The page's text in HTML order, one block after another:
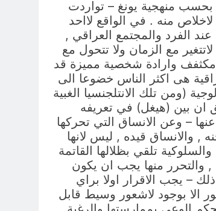
– بحسب منهجية يونغ – تواردت
منه . في الواقع لااحد
الفرد والمجتمع العراقي ,
مع الزمان ولا تتحول مع
مكثفف وارادة شخصية مميزة قد
هى اكثر الناس خضوعا الى
(ومن تلك الانتلجنسيا الغبية
ان بين (هيغل) في تعريفه
– وعن الانساق التي تحركها
والانساق قيده , ليس لانها
تلقي بظلالها القاتمة
والتحرر منها يجب ان يكون
– يجب الاقرار اولا براي
الا بوجود لاشعور وسيط قابل